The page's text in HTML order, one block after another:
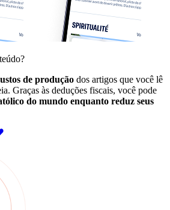
de produção dos artigos que você lê
Graças às deduções fiscais, você pode
do mundo enquanto reduz seus